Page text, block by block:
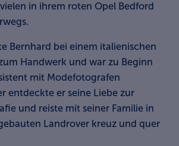
in ihrem roten Opel Bedford
Bernhard bei einem italienischen
Handwerk und war zu Beginn
mit Modefotografen
entdeckte er seine Liebe zur
und reiste mit seiner Familie in
Landrover kreuz und quer